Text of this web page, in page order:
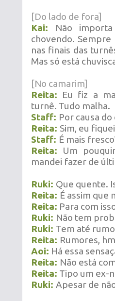
[Do lado de fora]
Kai:
Não
chovendo.
nas finais das
Mas só está
[No camarim]
Reita: Eu fiz a
turnê. Tudo malha.
Staff: Por causa do
Reita: Sim, eu
Staff: É mais
Reita: Um
mandei fazer de
Ruki: Que quente.
Reita: É assim que
Reita: Para com
Ruki: Não tem
Ruki: Tem até
Reita: Rumores,
Aoi: Há essa
Reita: Não está
Reita: Tipo um ex-
Ruki: Apesar de